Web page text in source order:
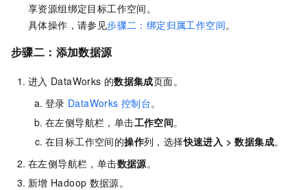
享资源组绑定目标工作空间。
具体操作，请参见步骤二：绑定归属工作空间。
步骤二：添加数据源
进入 DataWorks 的数据集成页面。
登录 DataWorks 控制台。
在左侧导航栏，单击工作空间。
在目标工作空间的操作列，选择快速进入 >数据集成。
在左侧导航栏，单击数据源。
新增 Hadoop 数据源。